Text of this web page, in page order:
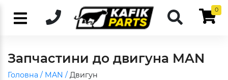
0
Запчастини до двигуна MAN
Головна / MAN / Двигун